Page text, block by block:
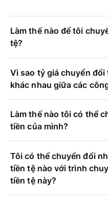
Làm thế nào để tôi
tệ?
Vì sao tỷ giá chuyển đổi
khác nhau giữa các
Làm thế nào tôi có thể
tiền của mình?
Tôi có thể chuyển đổi
tiền tệ nào với trình
tiền tệ này?